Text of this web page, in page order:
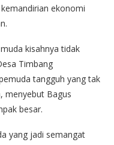
ekonomi
kisahnya tidak
Timbang
tangguh yang tak
menyebut Bagus
besar.
yang jadi semangat